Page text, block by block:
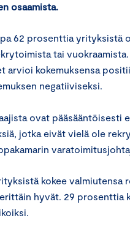
osaamista.
62 prosenttia yrityksistä
tai
arvioi kokemuksensa
negatiiviseksi.
ovat pääsääntöisesti
jotka eivät vielä ole
kokee valmiutensa
hyvät. 29 prosenttia